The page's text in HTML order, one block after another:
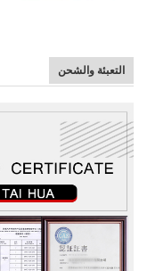
التعبئة والشحن